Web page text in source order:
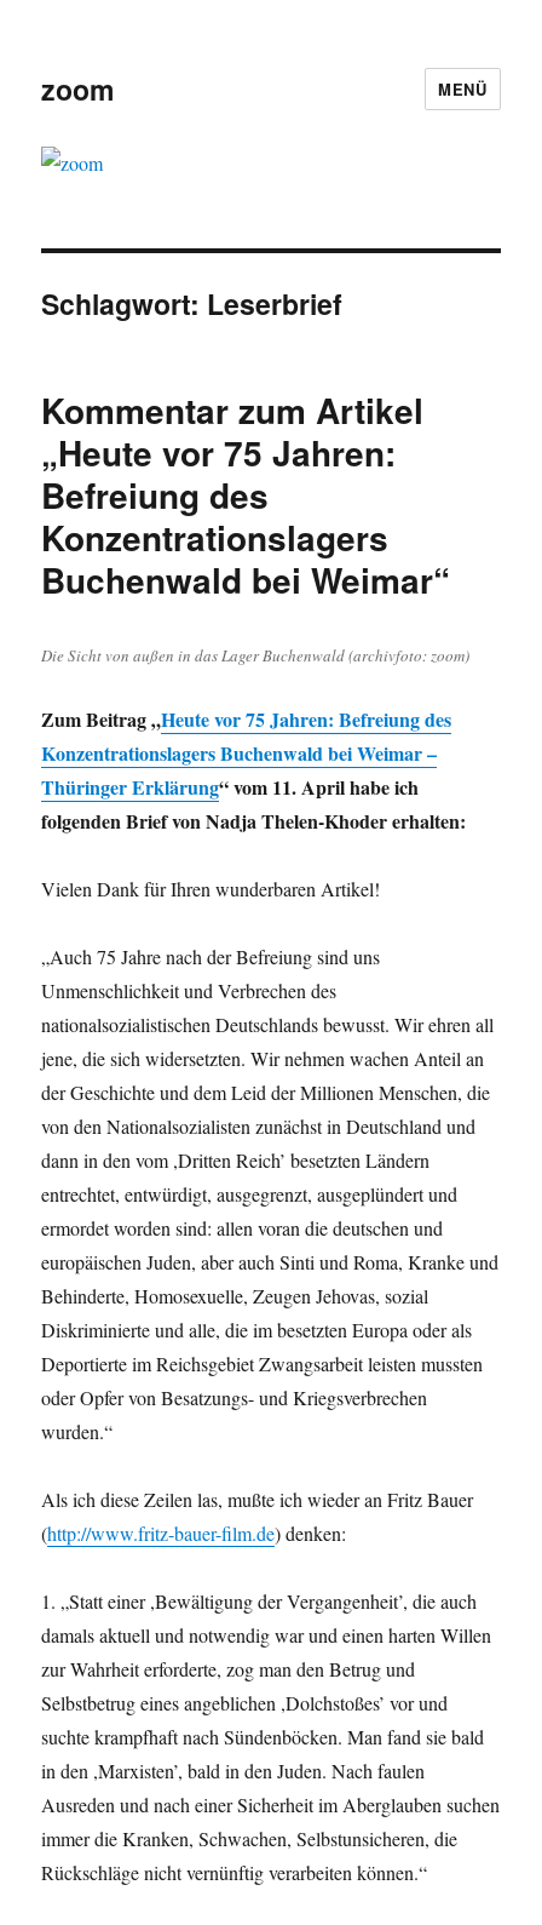
zoom MENÜ
Schlagwort: Leserbrief
Kommentar zum Artikel
„Heute vor 75 Jahren:
Befreiung des
Konzentrationslagers
Buchenwald bei Weimar“
Die Sicht von außen in das Lager Buchenwald (archivfoto: zoom)
Zum Beitrag „Heute vor 75 Jahren: Befreiung des
Konzentrationslagers Buchenwald bei Weimar –
Thüringer Erklärung“ vom 11. April habe ich
folgenden Brief von Nadja Thelen-Khoder erhalten:
Vielen Dank für Ihren wunderbaren Artikel!
„Auch 75 Jahre nach der Befreiung sind uns
Unmenschlichkeit und Verbrechen des
nationalsozialistischen Deutschlands bewusst. Wir ehren all
jene, die sich widersetzten. Wir nehmen wachen Anteil an
der Geschichte und dem Leid der Millionen Menschen, die
von den Nationalsozialisten zunächst in Deutschland und
dann in den vom ,Dritten Reich’ besetzten Ländern
entrechtet, entwürdigt, ausgegrenzt, ausgeplündert und
ermordet worden sind: allen voran die deutschen und
europäischen Juden, aber auch Sinti und Roma, Kranke und
Behinderte, Homosexuelle, Zeugen Jehovas, sozial
Diskriminierte und alle, die im besetzten Europa oder als
Deportierte im Reichsgebiet Zwangsarbeit leisten mussten
oder Opfer von Besatzungs- und Kriegsverbrechen
wurden.“
Als ich diese Zeilen las, mußte ich wieder an Fritz Bauer
(http://www.fritz-bauer-film.de) denken:
1. „Statt einer ,Bewältigung der Vergangenheit’, die auch
damals aktuell und notwendig war und einen harten Willen
zur Wahrheit erforderte, zog man den Betrug und
Selbstbetrug eines angeblichen ,Dolchstoßes’ vor und
suchte krampfhaft nach Sündenböcken. Man fand sie bald
in den ,Marxisten’, bald in den Juden. Nach faulen
Ausreden und nach einer Sicherheit im Aberglauben suchen
immer die Kranken, Schwachen, Selbstunsicheren, die
Rückschläge nicht vernünftig verarbeiten können.“